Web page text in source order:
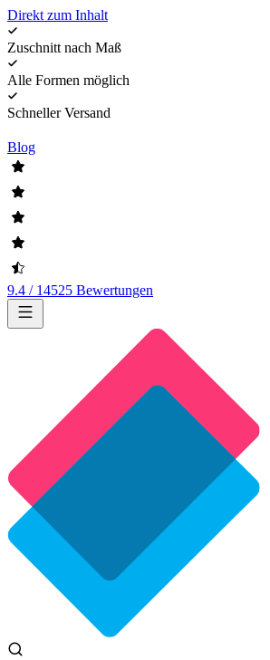
Direkt zum Inhalt
Zuschnitt nach Maß
Alle Formen möglich
Schneller Versand
Blog
9.4 / 14525 Bewertungen